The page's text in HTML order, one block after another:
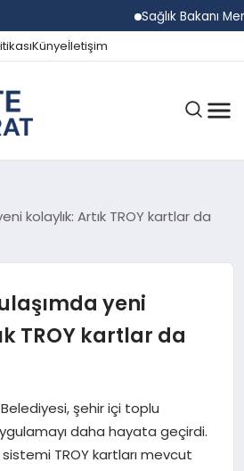
Sağlık Bakanı
Künyeİletişim
kolaylık: Artık TROY kartlar da
yeni
TROY kartlar da
şehir içi toplu
daha hayata geçirdi.
TROY kartları mevcut